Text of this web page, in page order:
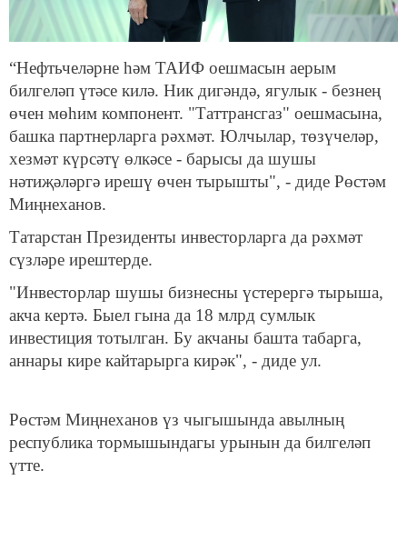
“Нефтьчеләрне һәм ТАИФ оешмасын аерым
билгеләп үтәсе килә. Ник дигәндә, ягулык - безнең
өчен мөһим компонент. "Таттрансгаз" оешмасына,
башка партнерларга рәхмәт. Юлчылар, төзүчеләр,
хезмәт күрсәтү өлкәсе - барысы да шушы
нәтиҗәләргә ирешү өчен тырышты", - диде Рөстәм
Миңнеханов.
Татарстан Президенты инвесторларга да рәхмәт
сүзләре ирештерде.
"Инвесторлар шушы бизнесны үстерергә тырыша,
акча кертә. Быел гына да 18 млрд сумлык
инвестиция тотылган. Бу акчаны башта табарга,
аннары кире кайтарырга кирәк", - диде ул.
Рөстәм Миңнеханов үз чыгышында авылның
республика тормышындагы урынын да билгеләп
үтте.